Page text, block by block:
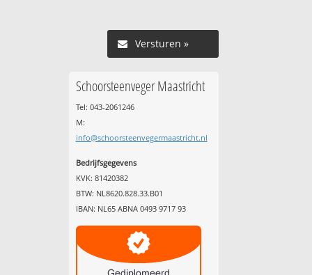
Versturen »
Schoorsteenveger Maastricht
Tel: 043-2061246
M:
info@schoorsteenvegermaastricht.nl
Bedrijfsgegevens
KVK: 81420382
BTW: NL8620.828.33.B01
IBAN: NL65 ABNA 0493 9717 93